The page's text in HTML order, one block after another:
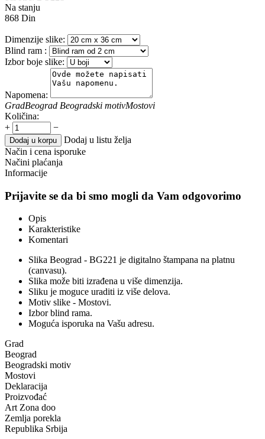
Na stanju
868 Din
Dimenzije slike:
Blind ram :
Izbor boje slike:
Napomena:
GradBeograd Beogradski motivMostovi
Količina:
+
−
Dodaj u korpu
Dodaj u listu želja
Način i cena isporuke
Načini plaćanja
Informacije
Prijavite se da bi smo mogli da Vam odgovorimo
Opis
Karakteristike
Komentari
Slika Beograd - BG221 je digitalno štampana na platnu
(canvasu).
Slika može biti izrađena u više dimenzija.
Sliku je moguce uraditi iz više delova.
Motiv slike - Mostovi.
Izbor blind rama.
Moguća isporuka na Vašu adresu.
Grad
Beograd
Beogradski motiv
Mostovi
Deklaracija
Proizvođać
Art Zona doo
Zemlja porekla
Republika Srbija